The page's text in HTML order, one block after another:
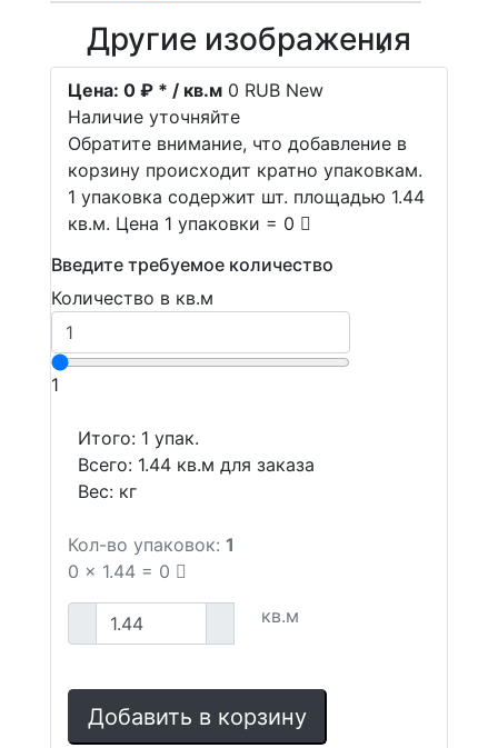
Другие изображения
Цена: 0 ₽ * / кв.м 0 RUB New
Наличие уточняйте
Обратите внимание, что добавление в
корзину происходит кратно упаковкам.
1 упаковка содержит шт. площадью 1.44
кв.м. Цена 1 упаковки = 0
Введите требуемое количество
Количество в кв.м
1
Итого: 1 упак.
Всего: 1.44 кв.м для заказа
Вес: кг
Кол-во упаковок: 1
0 x 1.44 = 0
кв.м
Добавить в корзину